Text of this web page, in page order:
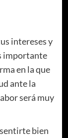
intereses y
importante
en la que
ante la
será muy
sentirte bien